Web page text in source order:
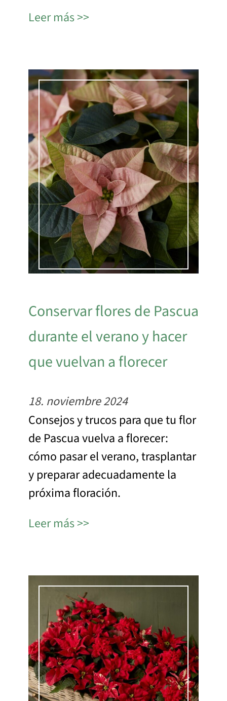
Leer más
Conservar flores de Pascua
durante el verano y hacer
que vuelvan a florecer
18. noviembre 2024
Consejos y trucos para que tu flor
de Pascua vuelva a florecer:
cómo pasar el verano, trasplantar
y preparar adecuadamente la
próxima floración.
Leer más